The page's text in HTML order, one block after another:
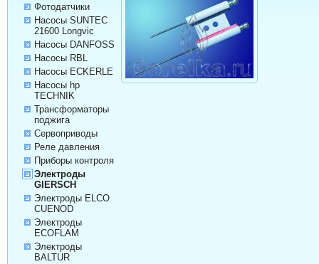
Фотодатчики
Насосы SUNTEC
21600 Longvic
Насосы DANFOSS
Насосы RBL
Насосы ECKERLE
Насосы hp
TECHNIK
Трансформаторы
поджига
Сервоприводы
Реле давления
Приборы контроля
Электроды
GIERSCH
Электроды ELCO
CUENOD
Электроды
ECOFLAM
Электроды
BALTUR